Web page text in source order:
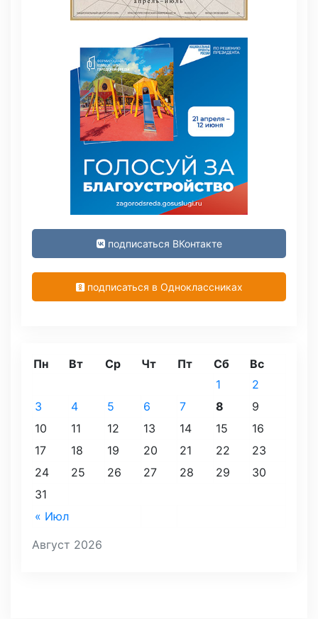
подписаться ВКонтакте
подписаться в Одноклассниках
Август 2026
Пн Вт Ср Чт Пт Сб Вс
« Июл
1
2
3
4 5 6 7 8
9
10
11 12 13 14 15
16
17
18 19 20 21 22
23
24
25 26 27 28 29
30
31